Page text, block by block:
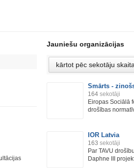
Jauniešu organizācijas
Smārts -
164 sekotāji
Eiropas Sociālā
drošības
IOR Latvia
163 sekotāji
Par TAVU
Daphne III